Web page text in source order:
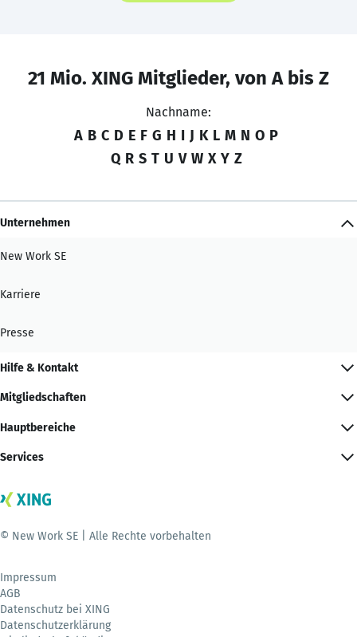
21 Mio. XING Mitglieder, von A bis Z
Nachname:
A B C D E F G H I J K L M N O P
Q R S T U V W X Y Z
Unternehmen
New Work SE
Karriere
Presse
Hilfe & Kontakt
Mitgliedschaften
Hauptbereiche
Services
© New Work SE | Alle Rechte vorbehalten
Impressum
AGB
Datenschutz bei XING
Datenschutzerklärung